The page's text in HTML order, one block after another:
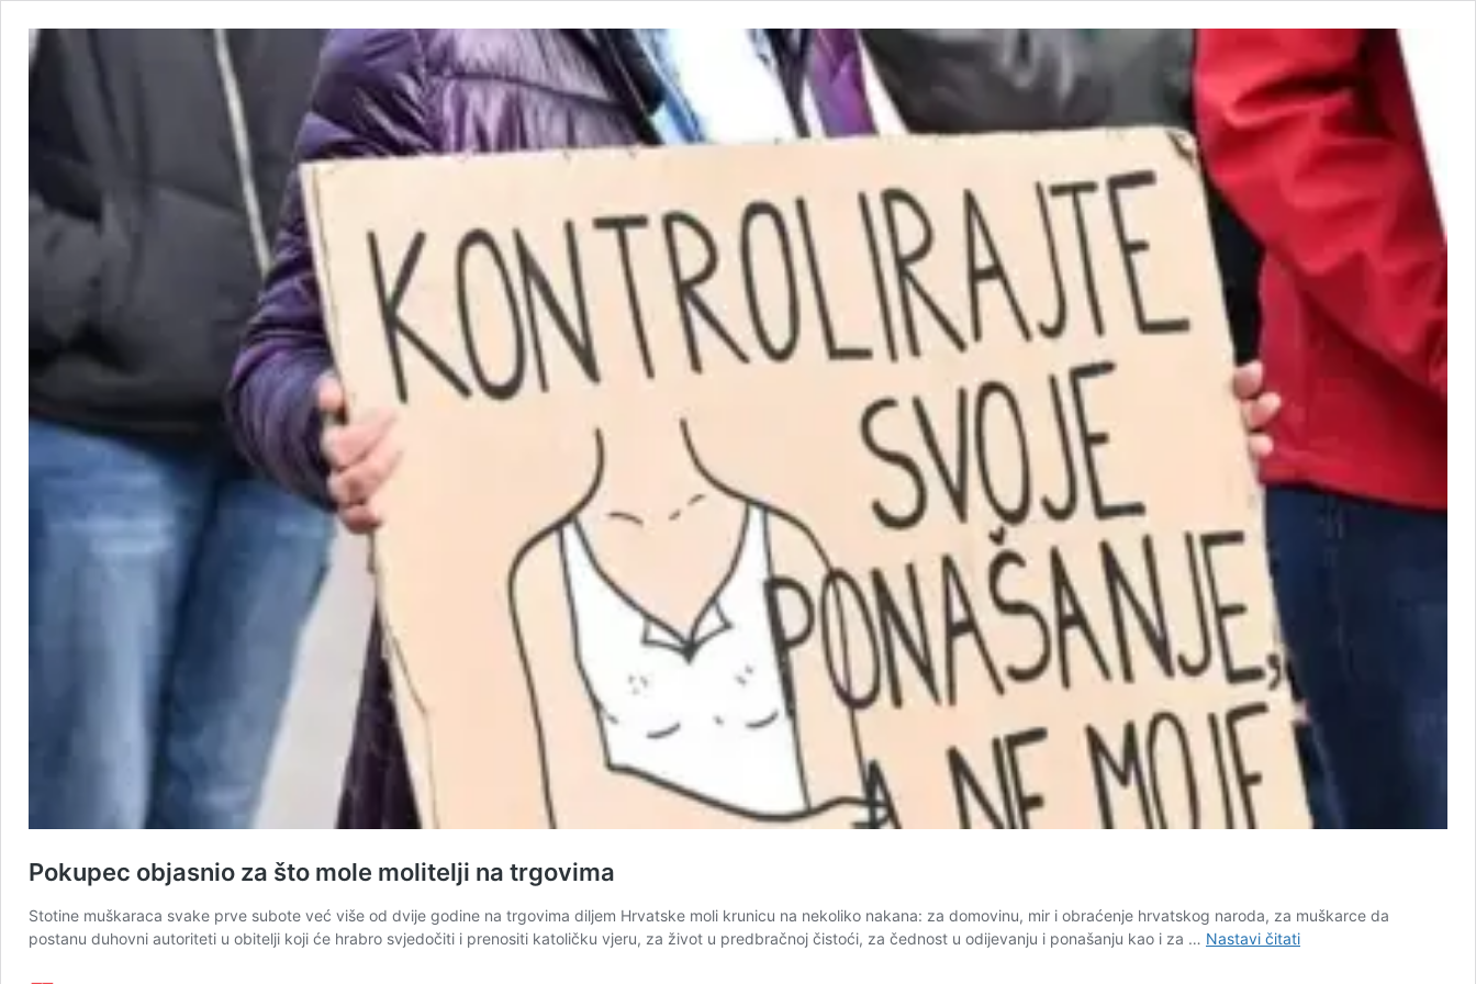
Pokupec objasnio za što mole molitelji na trgovima
Stotine muškaraca svake prve subote već više od dvije godine na trgovima diljem Hrvatske moli krunicu na nekoliko nakana: za domovinu, mir i obraćenje hrvatskog naroda, za muškarce da
postanu duhovni autoriteti u obitelji koji će hrabro svjedočiti i prenositi katoličku vjeru, za život u predbračnoj čistoći, za čednost u odijevanju i ponašanju kao i za … Nastavi čitatiPokupec